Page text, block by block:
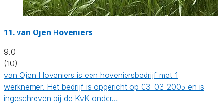
11.van Ojen Hoveniers
9.0
(10)
van Ojen Hoveniers is een hoveniersbedrijf met 1
werknemer. Het bedrijf is opgericht op 03-03-2005 en is
ingeschreven bij de KvK onder…